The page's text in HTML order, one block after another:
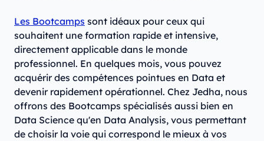
Les Bootcamps sont idéaux pour ceux qui
souhaitent une formation rapide et intensive,
directement applicable dans le monde
professionnel. En quelques mois, vous pouvez
acquérir des compétences pointues en Data et
devenir rapidement opérationnel. Chez Jedha, nous
offrons des Bootcamps spécialisés aussi bien en
Data Science qu'en Data Analysis, vous permettant
de choisir la voie qui correspond le mieux à vos